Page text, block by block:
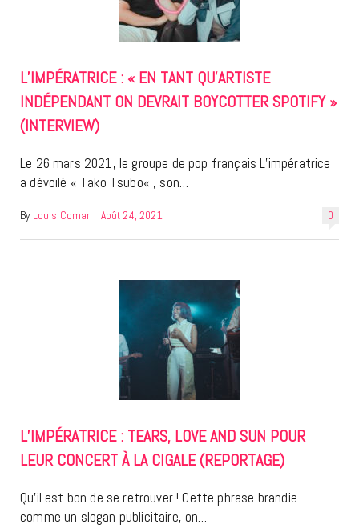
L’IMPÉRATRICE : « EN TANT QU’ARTISTE
INDÉPENDANT ON DEVRAIT BOYCOTTER SPOTIFY »
(INTERVIEW)
Le 26 mars 2021, le groupe de pop français L’impératrice
a dévoilé « Tako Tsubo« , son…
0
By Louis Comar | Août 24, 2021
L’IMPÉRATRICE : TEARS, LOVE AND SUN POUR
LEUR CONCERT À LA CIGALE (REPORTAGE)
Qu’il est bon de se retrouver ! Cette phrase brandie
comme un slogan publicitaire, on…